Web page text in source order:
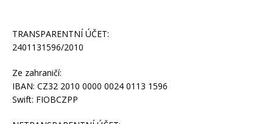
TRANSPARENTNÍ ÚČET:
2401131596/2010
Ze zahraničí:
IBAN: CZ32 2010 0000 0024 0113 1596
Swift: FIOBCZPP